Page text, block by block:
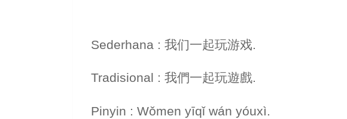
Sederhana : 我们一起玩游戏.
Tradisional : 我們一起玩遊戲.
Pinyin : Wǒmen yīqǐ wán yóuxì.